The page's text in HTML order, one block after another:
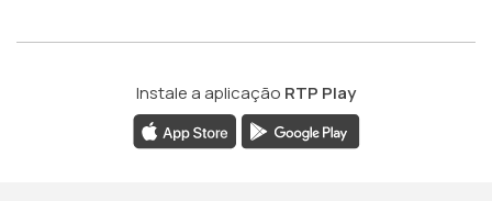
Instale a aplicação RTP Play